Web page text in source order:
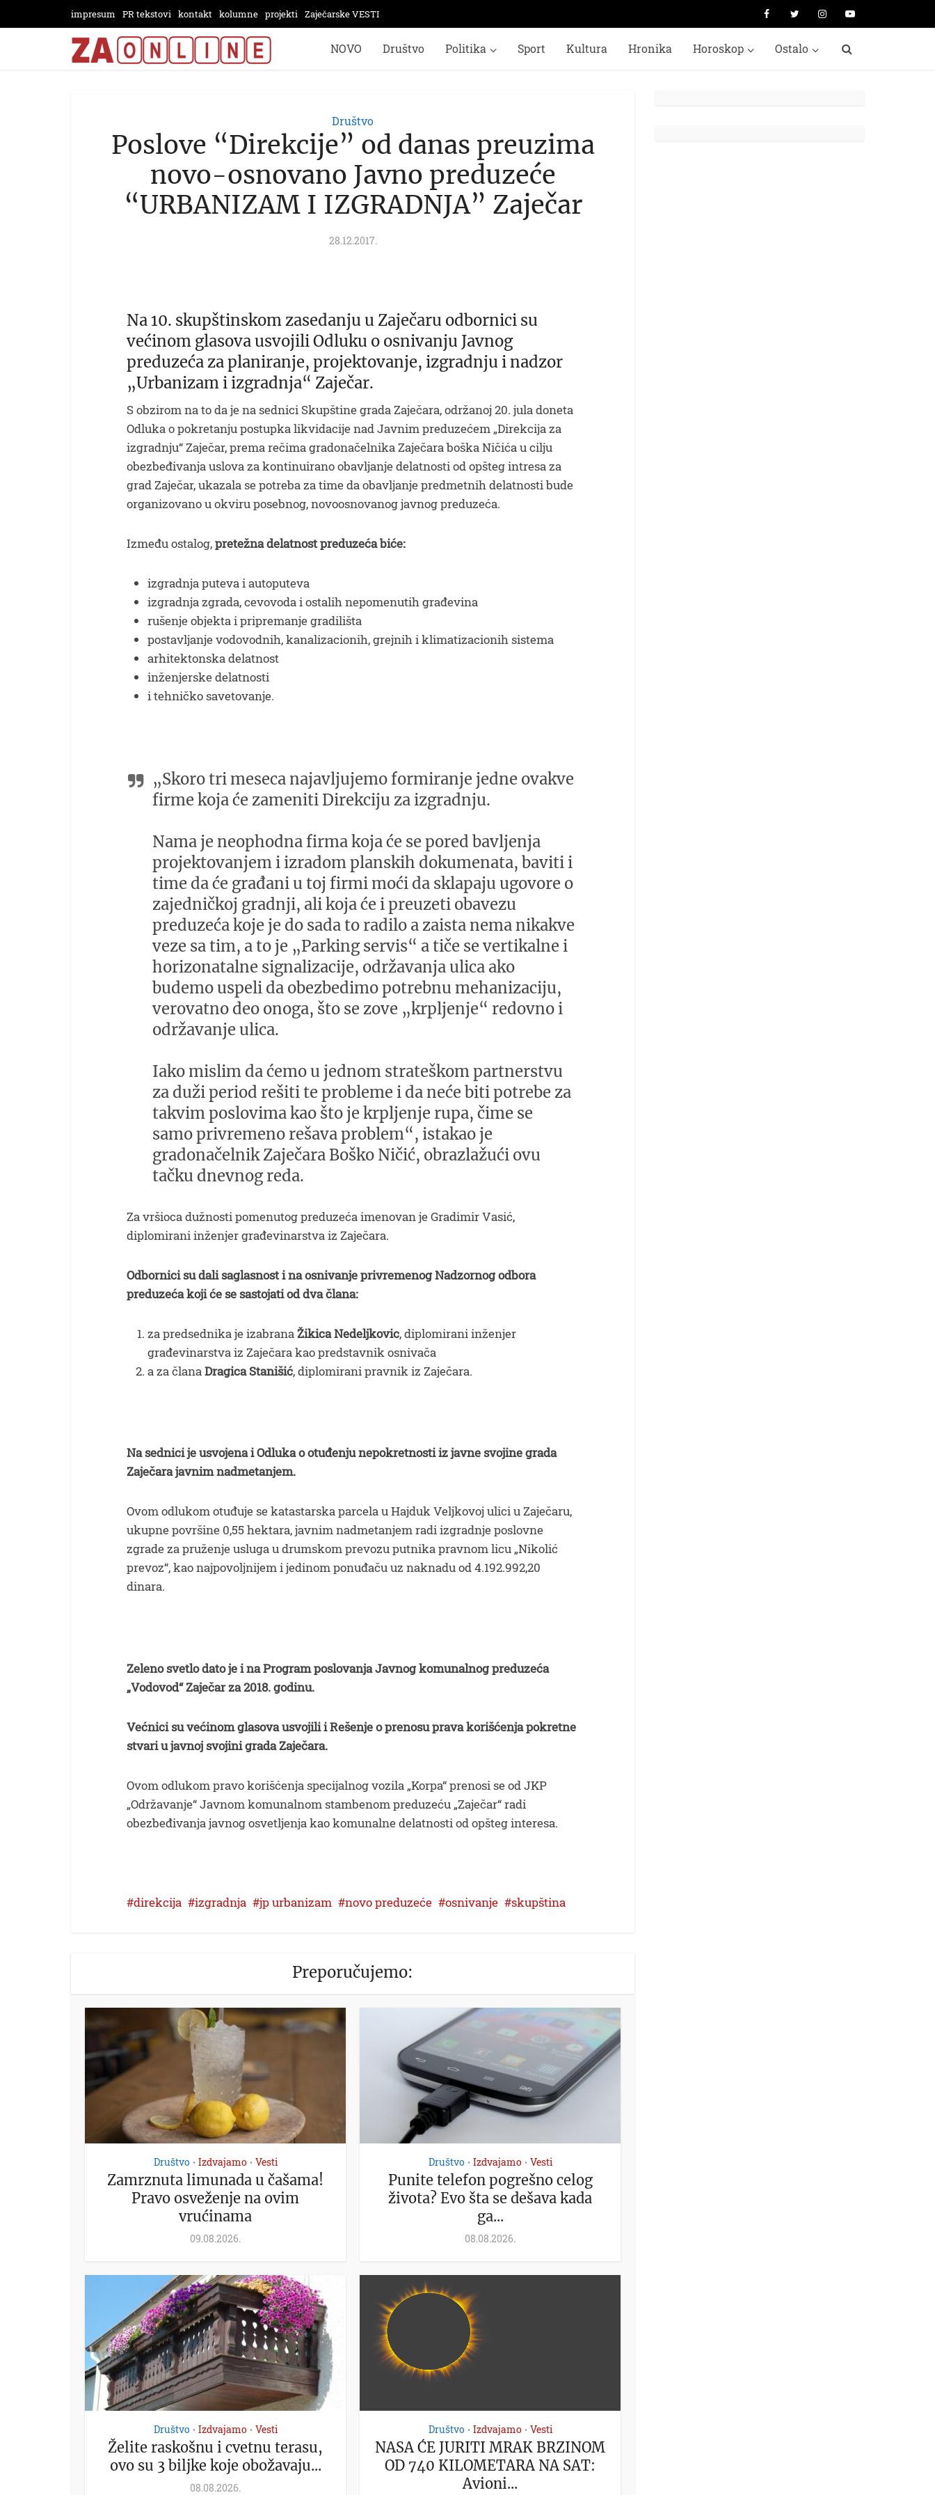
impresum PR tekstovi kontakt kolumne projekti Zaječarske VESTI
NOVO Društvo Politika Sport Kultura Hronika Horoskop Ostalo
Društvo
Poslove “Direkcije” od danas preuzima
novo-osnovano Javno preduzeće
“URBANIZAM I IZGRADNJA” Zaječar
28.12.2017.
Na 10. skupštinskom zasedanju u Zaječaru odbornici su
većinom glasova usvojili Odluku o osnivanju Javnog
preduzeća za planiranje, projektovanje, izgradnju i nadzor
„Urbanizam i izgradnja“ Zaječar.
S obzirom na to da je na sednici Skupštine grada Zaječara, održanoj 20. jula doneta
Odluka o pokretanju postupka likvidacije nad Javnim preduzećem „Direkcija za
izgradnju“ Zaječar, prema rečima gradonačelnika Zaječara boška Ničića u cilju
obezbeđivanja uslova za kontinuirano obavljanje delatnosti od opšteg intresa za
grad Zaječar, ukazala se potreba za time da obavljanje predmetnih delatnosti bude
organizovano u okviru posebnog, novoosnovanog javnog preduzeća.
Između ostalog,pretežna delatnost preduzeća biće:
izgradnja puteva i autoputeva
izgradnja zgrada, cevovoda i ostalih nepomenutih građevina
rušenje objekta i pripremanje gradilišta
postavljanje vodovodnih, kanalizacionih, grejnih i klimatizacionih sistema
arhitektonska delatnost
inženjerske delatnosti
i tehničko savetovanje.
„Skoro tri meseca najavljujemo formiranje jedne ovakve
firme koja će zameniti Direkciju za izgradnju.
Nama je neophodna firma koja će se pored bavljenja
projektovanjem i izradom planskih dokumenata, baviti i
time da će građani u toj firmi moći da sklapaju ugovore o
zajedničkoj gradnji, ali koja će i preuzeti obavezu
preduzeća koje je do sada to radilo a zaista nema nikakve
veze sa tim, a to je „Parking servis“ a tiče se vertikalne i
horizonatalne signalizacije, održavanja ulica ako
budemo uspeli da obezbedimo potrebnu mehanizaciju,
verovatno deo onoga, što se zove „krpljenje“ redovno i
održavanje ulica.
Iako mislim da ćemo u jednom strateškom partnerstvu
za duži period rešiti te probleme i da neće biti potrebe za
takvim poslovima kao što je krpljenje rupa, čime se
samo privremeno rešava problem“, istakao je
gradonačelnik Zaječara Boško Ničić, obrazlažući ovu
tačku dnevnog reda.
Za vršioca dužnosti pomenutog preduzeća imenovan je Gradimir Vasić,
diplomirani inženjer građevinarstva iz Zaječara.
Odbornici su dali saglasnost i na osnivanje privremenog Nadzornog odbora
preduzeća koji će se sastojati od dva člana:
za predsednika je izabranaŽikica Nedeljkovic, diplomirani inženjer
građevinarstva iz Zaječara kao predstavnik osnivača
a za članaDragica Stanišić, diplomirani pravnik iz Zaječara.
Na sednici je usvojena i Odluka o otuđenju nepokretnosti iz javne svojine grada
Zaječara javnim nadmetanjem.
Ovom odlukom otuđuje se katastarska parcela u Hajduk Veljkovoj ulici u Zaječaru,
ukupne površine 0,55 hektara, javnim nadmetanjem radi izgradnje poslovne
zgrade za pruženje usluga u drumskom prevozu putnika pravnom licu „Nikolić
prevoz“, kao najpovoljnijem i jedinom ponuđaču uz naknadu od 4.192.992,20
dinara.
Zeleno svetlo dato je i na Program poslovanja Javnog komunalnog preduzeća
„Vodovod“ Zaječar za 2018. godinu.
Većnici su većinom glasova usvojili i Rešenje o prenosu prava korišćenja pokretne
stvari u javnoj svojini grada Zaječara.
Ovom odlukom pravo korišćenja specijalnog vozila „Korpa“ prenosi se od JKP
„Održavanje“ Javnom komunalnom stambenom preduzeću „Zaječar“ radi
obezbeđivanja javnog osvetljenja kao komunalne delatnosti od opšteg interesa.
direkcija izgradnja jp urbanizam novo preduzeće osnivanje skupština
Preporučujemo:
Društvo • Izdvajamo • Vesti
Zamrznuta limunada u čašama!
Pravo osveženje na ovim
vrućinama
09.08.2026.
Društvo • Izdvajamo • Vesti
Punite telefon pogrešno celog
života? Evo šta se dešava kada
ga...
08.08.2026.
Društvo • Izdvajamo • Vesti
Želite raskošnu i cvetnu terasu,
ovo su 3 biljke koje obožavaju...
08.08.2026.
Društvo • Izdvajamo • Vesti
NASA ĆE JURITI MRAK BRZINOM
OD 740 KILOMETARA NA SAT:
Avioni...